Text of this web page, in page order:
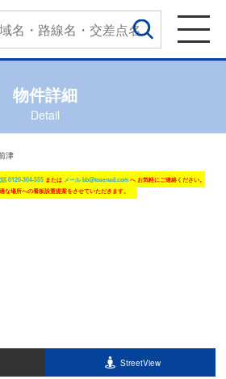
物件詳細
Detail
津
0120-304-555 または メール bb@tosenad.com へ お気軽にご連絡ください。
な場所への看板設置提案をさせていただきます。
StreetView